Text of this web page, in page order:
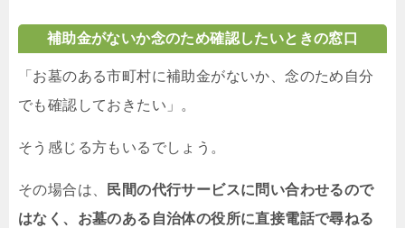
補助金がないか念のため確認したいときの窓口
「お墓のある市町村に補助金がないか、念のため自分
でも確認しておきたい」。
そう感じる方もいるでしょう。
その場合は、
民間の代行サービスに問い合わせるので
はなく、お墓のある自治体の役所に直接電話で尋ねる